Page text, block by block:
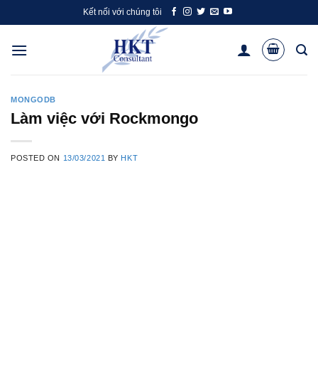
to
content
Kết nối với chúng tôi
MONGODB
Làm việc với Rockmongo
POSTED ON 13/03/2021 BY HKT